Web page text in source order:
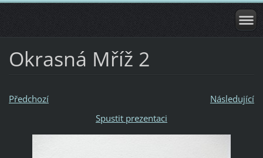
Okrasná Mříž 2
Předchozí
Následující
Spustit prezentaci